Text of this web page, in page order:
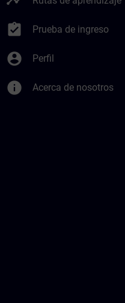
assignment_turned_in Prueba de ingreso
account_circle Perfil
info Acerca de nosotros